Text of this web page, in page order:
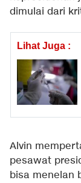
dimulai dari
Lihat Juga :
Alvin
pesawat
bisa menelan